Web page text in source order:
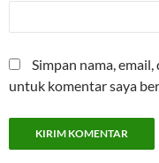
Simpan nama,
untuk komentar saya